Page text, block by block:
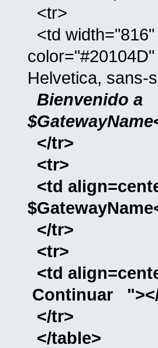
<tr>
<td
Helvetica, sans-
Bienvenido a
$GatewayName
</tr>
<tr>
<td
</tr>
<tr>
<td
Continuar
</tr>
</table>